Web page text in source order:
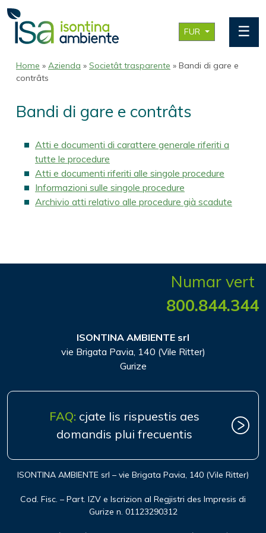
FUR ☰
Home » Azienda » Societât trasparente » Bandi di gare e
contrâts
Bandi di gare e contrâts
Atti e documenti di carattere generale riferiti a
tutte le procedure
Atti e documenti riferiti alle singole procedure
Informazioni sulle singole procedure
Archivio atti relativo alle procedure già scadute
Numar vert
800.844.344
ISONTINA AMBIENTE srl
vie Brigata Pavia, 140 (Vile Ritter)
Gurize
FAQ: cjate lis rispuestis aes
domandis plui frecuentis
ISONTINA AMBIENTE srl – vie Brigata Pavia, 140 (Vile Ritter)
Cod. Fisc. – Part. IZV e Iscrizion al Regjistri des Impresis di
Gurize n. 01123290312